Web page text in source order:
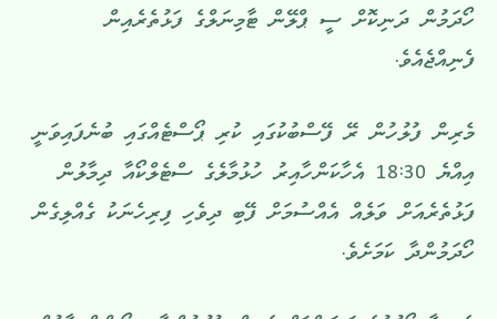
ހޯދަމުން ދަނިކޮށް ސީ ޕްލޭން ޓާމިނަލްގެ ފަޅުތެރެއިން
ފެނިއްޖެއެވެ.
މެރިން ފުލުހުން ރޭ ފޭސްބުކުގައި ކުރި ޕޯސްޓެއްގައި ބުނެފައިވަނީ
އިއްޔެ 18:30 އެހާކަންހާއިރު ހުޅުމާލެގެ ސްޓެލްކޯއާ ދިމާލުން
ފަޅުތެރެއަށް ވަލެއް އެއްސުމަށް ފޭބި ދިވެހި ފިރިހެނަކު ގެއްލިގެން
ހޯދަމުންދާ ކަމަށެވެ.